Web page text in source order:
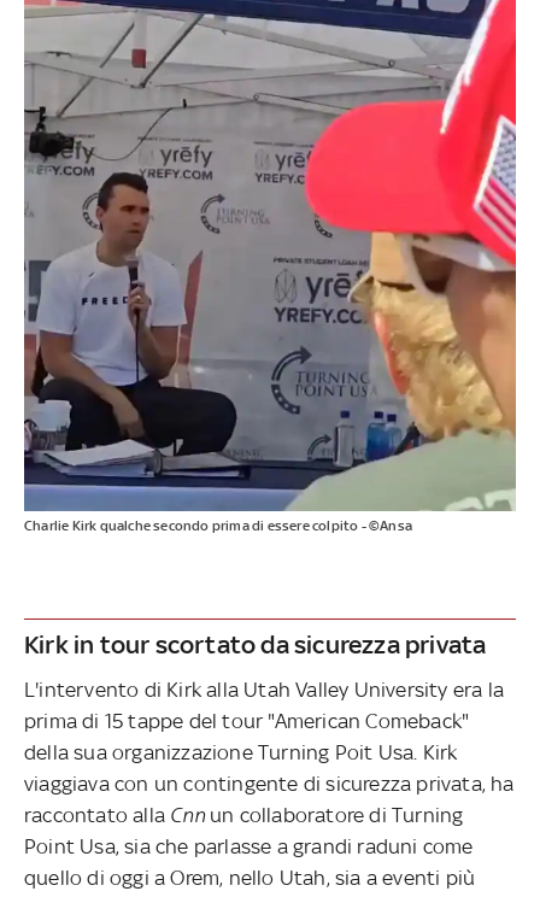
Charlie Kirk qualche secondo prima di essere colpito - ©Ansa
Kirk in tour scortato da sicurezza privata
L'intervento di Kirk alla Utah Valley University era la
prima di 15 tappe del tour "American Comeback"
della sua organizzazione Turning Poit Usa. Kirk
viaggiava con un contingente di sicurezza privata, ha
raccontato alla Cnnun collaboratore di Turning
Point Usa, sia che parlasse a grandi raduni come
quello di oggi a Orem, nello Utah, sia a eventi più